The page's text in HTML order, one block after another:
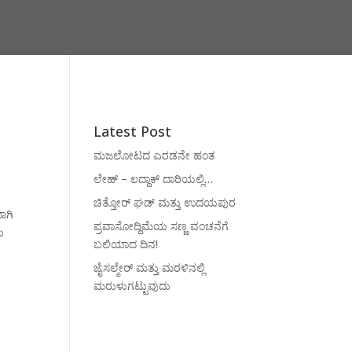
Latest Post
ಮಜಲೋಟದ ಎರಡನೇ ಹಂತ
ಲೇಹ್ – ಲದ್ದಾಕ್ ದಾರಿಯಲ್ಲಿ…
ಚಿತ್ತೋರ್ ಘಡ್ ಮತ್ತು ಉದಯಪುರ
ಪ್ರವಾಸೋದ್ದಿಮೆಯ ಸಣ್ಣ ವಂಚನೆಗೆ
ಬಲಿಯಾದ ದಿನ!
ಜೈಸಲ್ಮೇರ್ ಮತ್ತು ಮರಳಿನಲ್ಲಿ
ಮರುಳುಗಟ್ಟುವುದು